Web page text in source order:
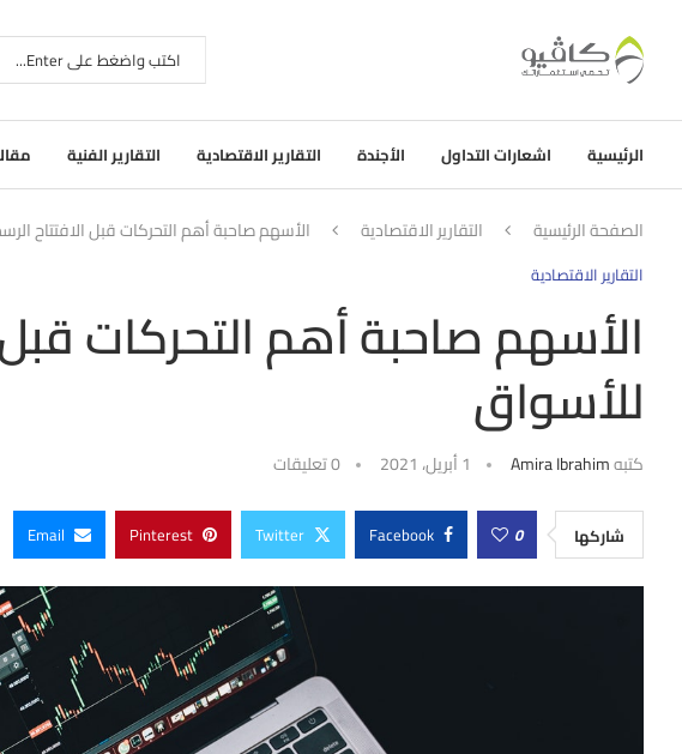
الرئيسية اشعارات التداول الأجندة التقارير الاقتصادية التقارير الفنية
الصفحة الرئيسية التقارير الاقتصادية الأسهم صاحبة أهم التحركات قبل الافتتاح
التقارير الاقتصادية
الأسهم صاحبة أهم التحركات
للأسواق
كتبهAmira Ibrahim 1 أبريل، 2021 0 تعليقات
شاركها 0
Facebook
Twitter
Pinterest
Email